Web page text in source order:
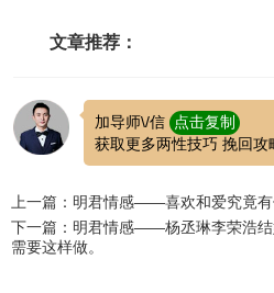
文章推荐：
加导师\/信
点击复制
获取更多两性技巧 挽回攻
上一篇：明君情感——喜欢和爱究竟有
下一篇：明君情感——杨丞琳李荣浩结
需要这样做。